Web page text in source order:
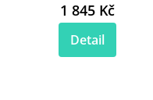
1 845 Kč
Detail